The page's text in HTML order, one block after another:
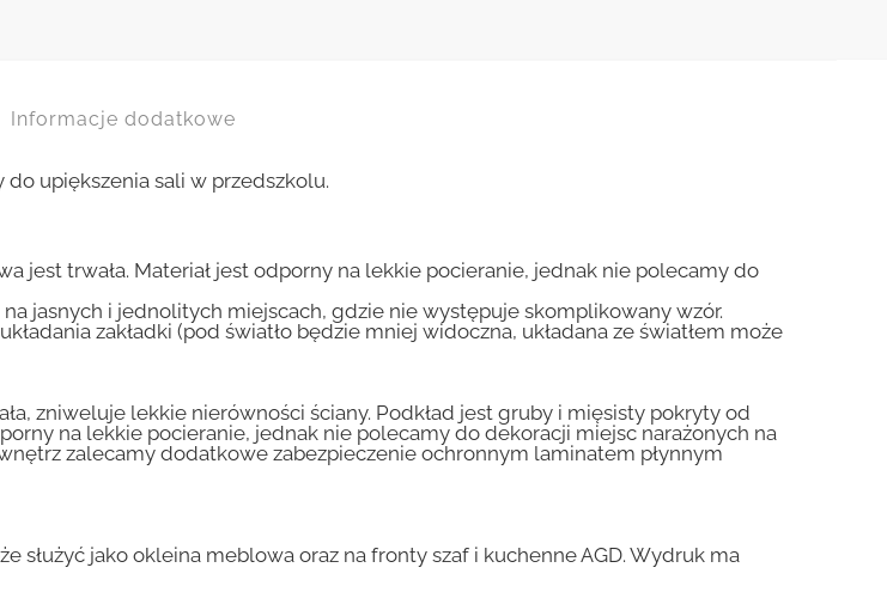
Informacje dodatkowe
upiększenia sali w przedszkolu.
jest trwała. Materiał jest odporny na lekkie pocieranie, jednak nie polecamy do
jasnych i jednolitych miejscach, gdzie nie występuje skomplikowany wzór.
zakładki (pod światło będzie mniej widoczna, układana ze światłem może
zniweluje lekkie nierówności ściany. Podkład jest gruby i mięsisty pokryty od
na lekkie pocieranie, jednak nie polecamy do dekoracji miejsc narażonych na
zalecamy dodatkowe zabezpieczenie ochronnym laminatem płynnym
służyć jako okleina meblowa oraz na fronty szaf i kuchenne AGD. Wydruk ma